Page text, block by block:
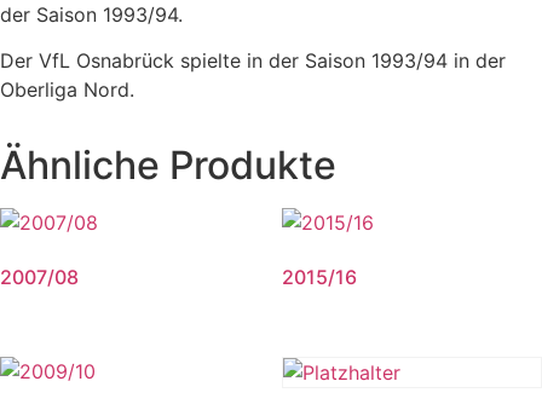
der Saison 1993/94.
Der VfL Osnabrück spielte in der Saison 1993/94 in der
Oberliga Nord.
Ähnliche Produkte
2007/08 2015/16